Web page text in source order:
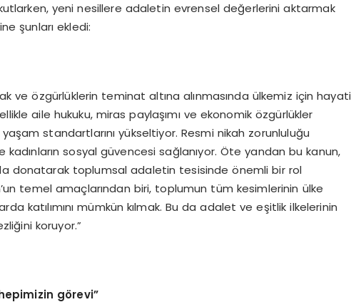
kutlarken, yeni nesillere adaletin evrensel değerlerini aktarmak
şunları ekledi:
ve özgürlüklerin teminat altına alınmasında ülkemiz için hayati
aile hukuku, miras paylaşımı ve ekonomik özgürlükler
standartlarını yükseltiyor. Resmi nikah zorunluluğu
sosyal güvencesi sağlanıyor. Öte yandan bu kanun,
donatarak toplumsal adaletin tesisinde önemli bir rol
temel amaçlarından biri, toplumun tüm kesimlerinin ülke
katılımını mümkün kılmak. Bu da adalet ve eşitlik ilkelerinin
koruyor.”
görevi”